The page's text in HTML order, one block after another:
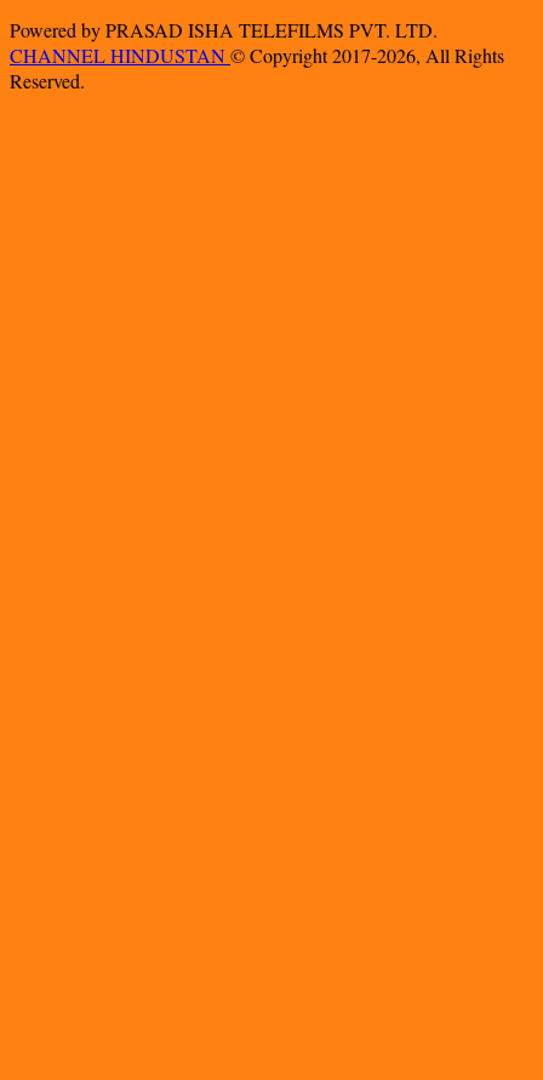
Powered by PRASAD ISHA TELEFILMS PVT. LTD.
CHANNEL HINDUSTAN© Copyright 2017-2026, All Rights
Reserved.